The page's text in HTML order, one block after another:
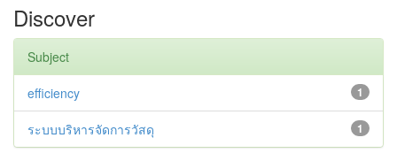
Discover
Subject
1
efficiency
1
ระบบบริหารจัดการวัสดุ